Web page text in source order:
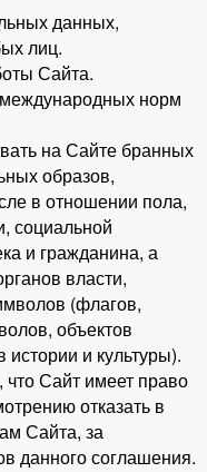
данных,
лиц.
Сайта.
норм
на Сайте бранных
образов,
в отношении пола,
социальной
и гражданина, а
власти,
(флагов,
объектов
истории и культуры).
что Сайт имеет право
отказать в
Сайта, за
данного соглашения.